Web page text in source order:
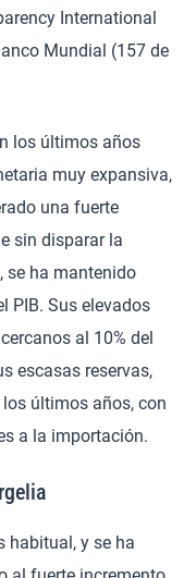
International
Mundial (157 de
los últimos años
muy expansiva,
una fuerte
sin disparar la
se ha mantenido
PIB. Sus elevados
al 10% del
escasas reservas,
últimos años, con
a la importación.
habitual, y se ha